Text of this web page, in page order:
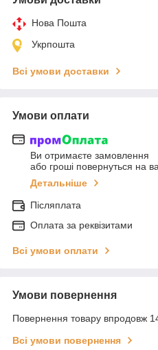
Нова Пошта
Укрпошта
Всі умови доставки
Умови оплати
Ви отримаєте замовлення
або гроші повернуться на
Детальніше
Післяплата
Оплата за реквізитами
Всі умови оплати
Умови повернення
Повернення товару впродовж
Всі умови повернення